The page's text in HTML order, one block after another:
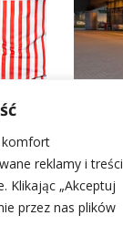
komfort
reklamy i treści
Klikając „Akceptuj
przez nas plików
INFORMACJE
Polityka cookies